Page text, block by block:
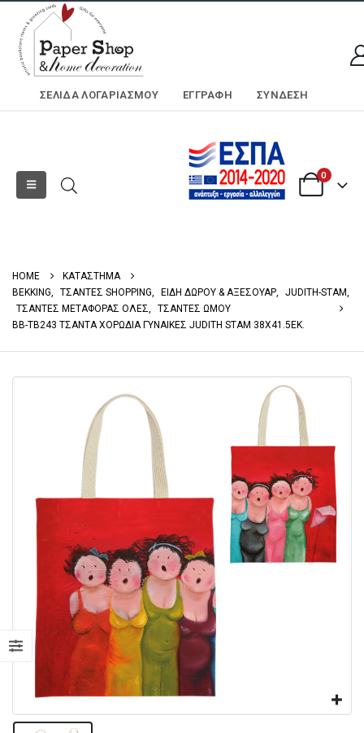
ΣΕΛΊΔΑ ΛΟΓΑΡΙΑΣΜΟΎ ΕΓΓΡΑΦΗ ΣΎΝΔΕΣΗ
0
HOME
ΚΑΤΑΣΤΗΜΑ
BEKKING
ΤΣΑΝΤΕΣ SHOPPING ΕΙΔΗ ΔΩΡΟΥ & ΑΞΕΣΟΥΑΡ JUDITH-STAM
ΤΣΑΝΤΕΣ ΜΕΤΑΦΟΡΑΣ ΟΛΕΣ
ΤΣΑΝΤΕΣ ΩΜΟΥ
BB-TB243 ΤΣΑΝΤΑ ΧΟΡΩΔΙΑ ΓΥΝΑΙΚΕΣ JUDITH STAM 38Χ41.5ΕΚ.